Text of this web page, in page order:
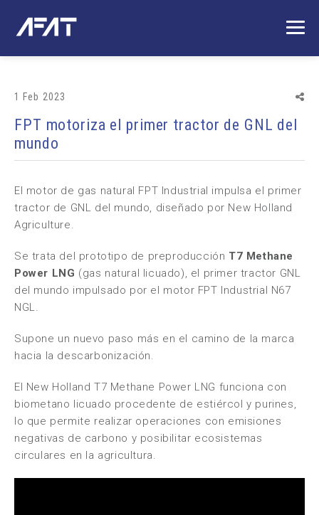
1 Feb 2023
FPT motoriza el primer tractor de GNL del
mundo
El motor de gas natural FPT Industrial impulsa el primer
tractor de GNL del mundo, diseñado por New Holland
Agriculture.
Se trata del prototipo de preproducción T7 Methane
Power LNG (gas natural licuado), el primer tractor GNL
del mundo impulsado por el motor FPT Industrial N67
NGL.
Supone un nuevo paso más en el camino de la marca
hacia la descarbonización.
El New Holland T7 Methane Power LNG funciona con
biometano licuado procedente de estiércol y purines,
lo que permite realizar operaciones con emisiones
negativas de carbono y posibilitar ecosistemas
circulares en la agricultura.